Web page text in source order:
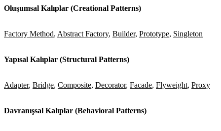
Oluşumsal Kalıplar (Creational Patterns)
Factory Method, Abstract Factory, Builder, Prototype, Singleton
Yapısal Kalıplar (Structural Patterns)
Adapter, Bridge, Composite, Decorator, Facade, Flyweight, Proxy
Davranışsal Kalıplar (Behavioral Patterns)